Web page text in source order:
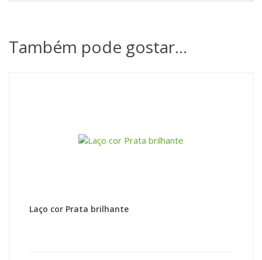
Também pode gostar…
Laço cor Prata brilhante